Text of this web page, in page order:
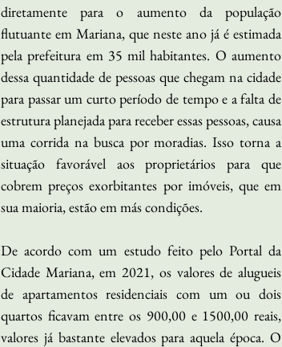
diretamente para o aumento da população
flutuante em Mariana, que neste ano já é estimada
pela prefeitura em 35 mil habitantes. O aumento
dessa quantidade de pessoas que chegam na cidade
para passar um curto período de tempo e a falta de
estrutura planejada para receber essas pessoas, causa
uma corrida na busca por moradias. Isso torna a
situação favorável aos proprietários para que
cobrem preços exorbitantes por imóveis, que em
sua maioria, estão em más condições.
De acordo com um estudo feito pelo Portal da
Cidade Mariana, em 2021, os valores de alugueis
de apartamentos residenciais com um ou dois
quartos ficavam entre os 900,00 e 1500,00 reais,
valores já bastante elevados para aquela época. O